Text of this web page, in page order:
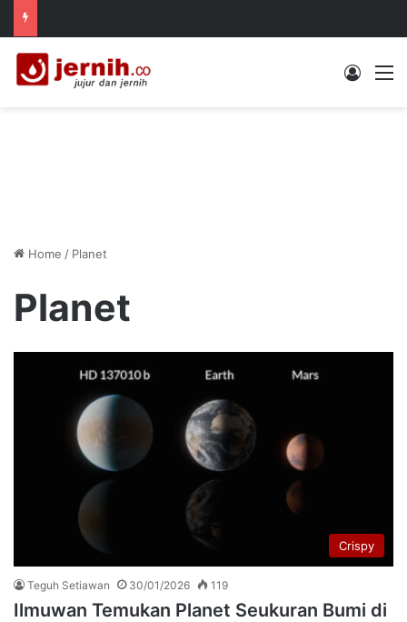
Log In
Home / Planet
Planet
Crispy
Teguh Setiawan 30/01/2026 119
Ilmuwan Temukan Planet Seukuran Bumi di